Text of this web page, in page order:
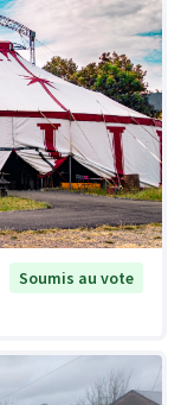
Soumis au vote